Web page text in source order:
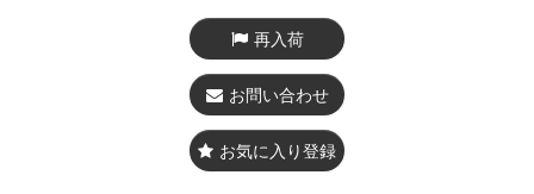
再入荷
お問い合わせ
お気に入り登録